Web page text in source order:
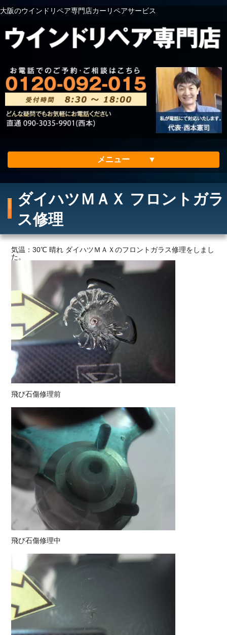
大阪のウインドリペア専門店カーリペアサービス
メニュー
会社案内
ご利用の流れ
ダイハツＭＡＸ フロントガラ
ス修理
気温：30℃ 晴れ ダイハツＭＡＸのフロントガラス修理をしまし
た。
飛び石傷修理前
飛び石傷修理中